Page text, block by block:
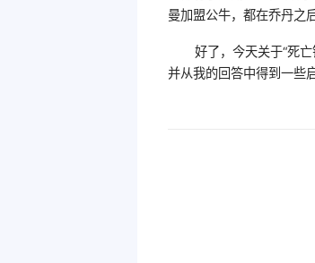
曼加盟公牛，都在乔丹之后
好了，今天关于“死
并从我的回答中得到一些